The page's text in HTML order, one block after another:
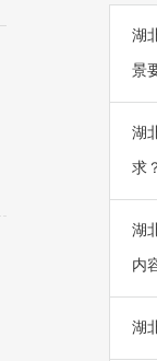
湖
景
湖
求
湖
内
湖